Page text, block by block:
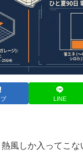
LINE
風しか入ってこ